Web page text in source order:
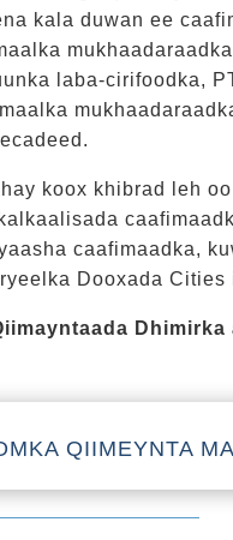
kala duwan ee
laba-cirifoodka,
koox khibrad leh
caafimaadka,
Dooxada Cities
QIIMEYNTA